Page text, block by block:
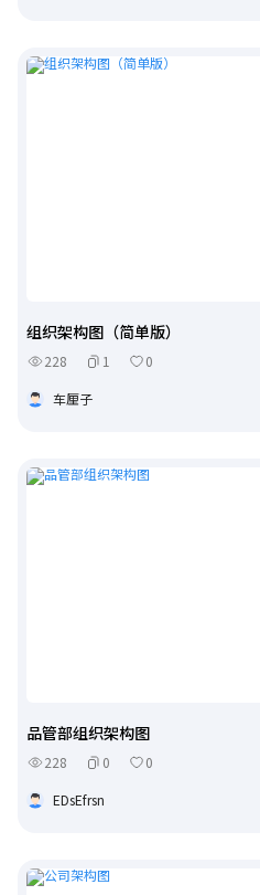
组织架构图（简单版）
228 1
0
车厘子
品管部组织架构图
228 0
0
EDsEfrsn